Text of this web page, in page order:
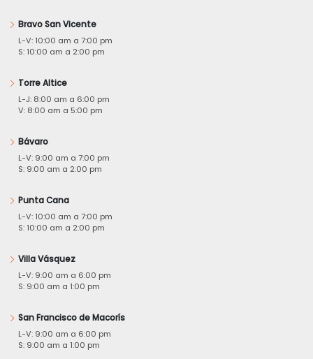
Bravo San Vicente
L-V: 10:00 am a 7:00 pm
S: 10:00 am a 2:00 pm
Torre Altice
L-J: 8:00 am a 6:00 pm
V: 8:00 am a 5:00 pm
Bávaro
L-V: 9:00 am a 7:00 pm
S: 9:00 am a 2:00 pm
Punta Cana
L-V: 10:00 am a 7:00 pm
S: 10:00 am a 2:00 pm
Villa Vásquez
L-V: 9:00 am a 6:00 pm
S: 9:00 am a 1:00 pm
San Francisco de Macorís
L-V: 9:00 am a 6:00 pm
S: 9:00 am a 1:00 pm